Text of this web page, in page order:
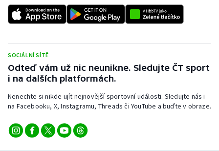
SOCIÁLNÍ SÍTĚ
Odteď vám už nic neunikne. Sledujte ČT sport
i na dalších platformách.
Nenechte si nikde ujít nejnovější sportovní události. Sledujte nás i
na Facebooku, X, Instagramu, Threads či YouTube a buďte v obraze.